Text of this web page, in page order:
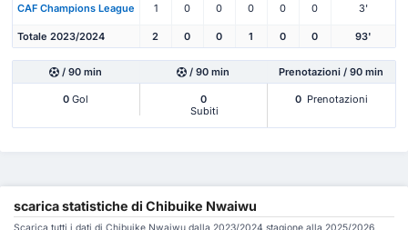
CAF Champions League 1 0 0 0 0 0 3'
Totale 2023/2024 2 0 0 1 0 0 93'
/ 90 min / 90 min Prenotazioni / 90 min
0 Gol
0
Subiti
0 Prenotazioni
scarica statistiche di Chibuike Nwaiwu